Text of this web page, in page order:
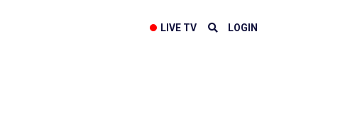
LIVE TV LOGIN